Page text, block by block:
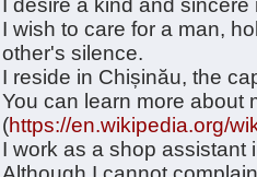
I desire a kind and
I wish to care for a man,
other's silence.
I reside in Chișinău, the
You can learn more about
(https://en.wikipedia.org/
I work as a shop